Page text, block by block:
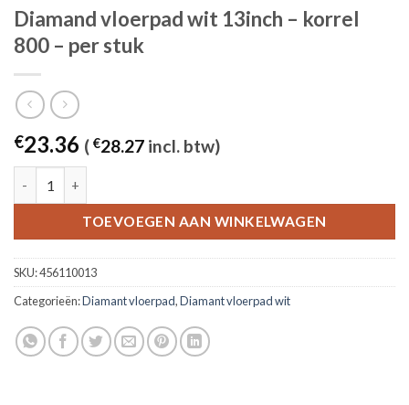
Diamand vloerpad wit 13inch – korrel
800 – per stuk
€23.36 ( €28.27 incl. btw)
TOEVOEGEN AAN WINKELWAGEN
SKU:456110013
Categorieën:Diamant vloerpad,Diamant vloerpad wit